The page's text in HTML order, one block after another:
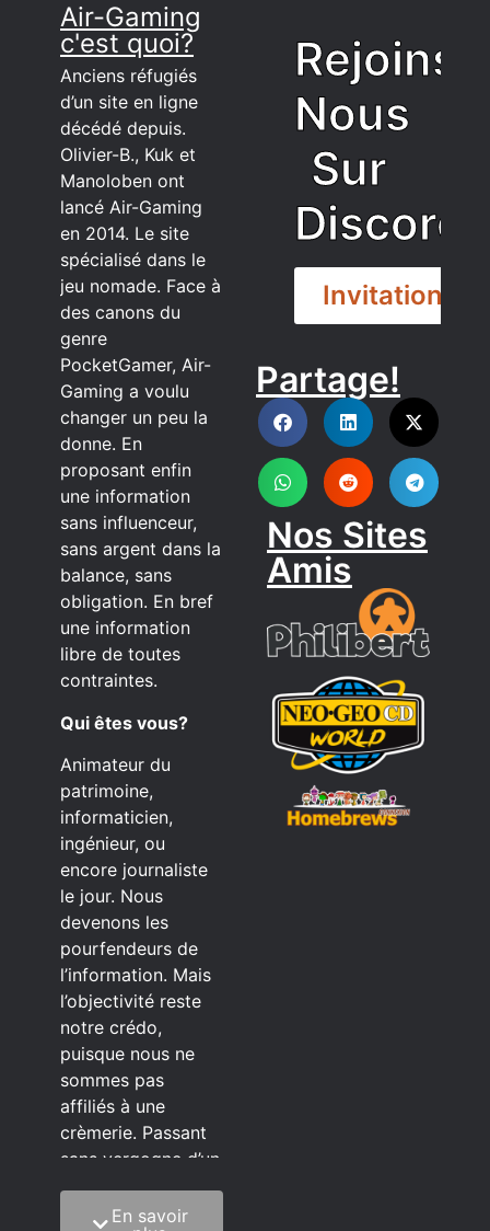
Air-Gaming
c'est quoi?
Anciens réfugiés
d’un site en ligne
décédé depuis.
Olivier-B., Kuk et
Manoloben ont
lancé Air-Gaming
en 2014. Le site
spécialisé dans le
jeu nomade. Face à
des canons du
genre
PocketGamer, Air-
Gaming a voulu
changer un peu la
donne. En
proposant enfin
une information
sans influenceur,
sans argent dans la
balance, sans
obligation. En bref
une information
libre de toutes
contraintes.
Qui êtes vous?
Animateur du
patrimoine,
informaticien,
ingénieur, ou
encore journaliste
le jour. Nous
devenons les
pourfendeurs de
l’information. Mais
l’objectivité reste
notre crédo,
puisque nous ne
sommes pas
affiliés à une
crèmerie. Passant
sans vergogne d’un
éditeur à l’autre.
En savoir
Rejoins
Nous
Sur
Discord
Invitation
DISCORD
Partage!
Nos Sites
Amis